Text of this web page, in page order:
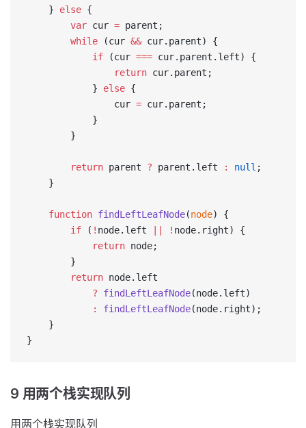
    }
else {
        var
cur = parent;
        while
(cur && cur.parent) {
            if
(cur === cur.parent.left) {
                return
cur.parent;
            }
else {
                cur
= cur.parent;
            }
        }
        return
parent ? parent.left : null ;
    }
    function
findLeftLeafNode(node) {
        if
( ! node.left ! node.right) {
            return
node;
        }
        return
node.left
            ?
findLeftLeafNode(node.left)
            :
findLeftLeafNode(node.right);
    }
}
9 用两个栈实现队列
用两个栈实现队列